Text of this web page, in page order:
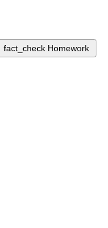
fact_check Homework